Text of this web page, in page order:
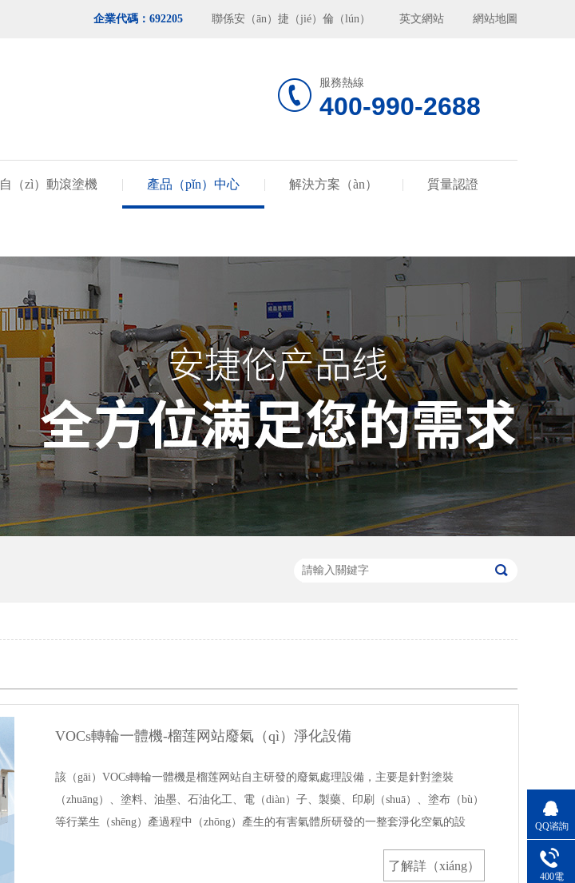
企業代碼：692205 聯係安（ān）捷（jié）倫（lún） 英文網站 網站地圖
服務熱線
400-990-2688
自（zì）動滾塗機 產品（pǐn）中心 解決方案（àn） 質量認證
VOCs轉輪一體機-榴莲网站廢氣（qì）淨化設備
該（gāi）VOCs轉輪一體機是榴莲网站自主研發的廢氣處理設備，主要是針對塗裝
（zhuāng）、塗料、油墨、石油化工、電（diàn）子、製藥、印刷（shuā）、塗布（bù）
等行業生（shēng）產過程中（zhōng）產生的有害氣體所研發的一整套淨化空氣的設
了解詳（xiáng）
QQ谘詢
400電